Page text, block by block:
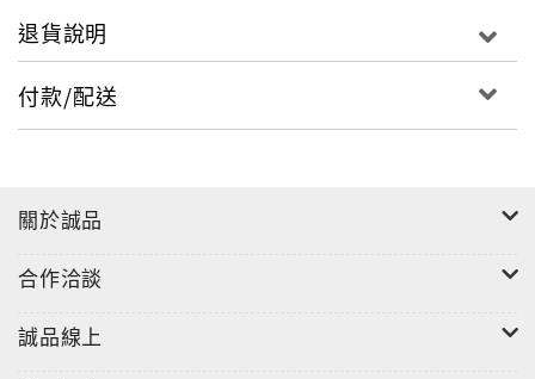
音加里富林娜，與合唱團一同演唱《平安夜》、《聖善
手組成的「維也納鼓號愛樂重奏團」則是與合唱團合作
退貨說明
付款/配送
關於誠品
合作洽談
誠品線上